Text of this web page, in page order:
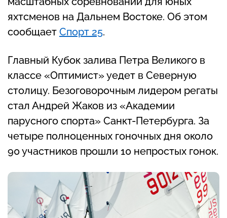
яхтсменов на Дальнем Востоке. Об этом
сообщает Спорт 25.
Главный Кубок залива Петра Великого в
классе «Оптимист» уедет в Северную
столицу. Безоговорочным лидером регаты
стал Андрей Жаков из «Академии
парусного спорта» Санкт-Петербурга. За
четыре полноценных гоночных дня около
90 участников прошли 10 непростых гонок.